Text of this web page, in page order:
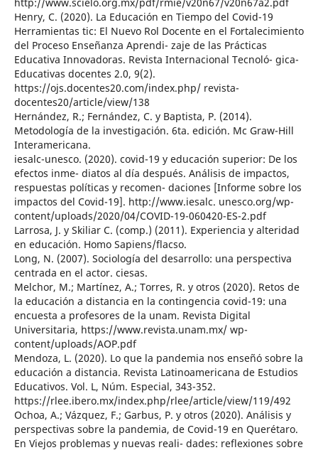
Henry, C. (2020). La Educación en Tiempo del Covid-19
Herramientas tic: El Nuevo Rol Docente en el Fortalecimiento
del Proceso Enseñanza Aprendi- zaje de las Prácticas
Educativa Innovadoras. Revista Internacional Tecnoló- gica-
Educativas docentes 2.0, 9(2).
https://ojs.docentes20.com/index.php/ revista-
docentes20/article/view/138
Hernández, R.; Fernández, C. y Baptista, P. (2014).
Metodología de la investigación. 6ta. edición. Mc Graw-Hill
Interamericana.
iesalc-unesco. (2020). covid-19 y educación superior: De los
efectos inme- diatos al día después. Análisis de impactos,
respuestas políticas y recomen- daciones [Informe sobre los
impactos del Covid-19]. http://www.iesalc. unesco.org/wp-
content/uploads/2020/04/COVID-19-060420-ES-2.pdf
Larrosa, J. y Skiliar C. (comp.) (2011). Experiencia y alteridad
en educación. Homo Sapiens/flacso.
Long, N. (2007). Sociología del desarrollo: una perspectiva
centrada en el actor. ciesas.
Melchor, M.; Martínez, A.; Torres, R. y otros (2020). Retos de
la educación a distancia en la contingencia covid-19: una
encuesta a profesores de la unam. Revista Digital
Universitaria, https://www.revista.unam.mx/ wp-
content/uploads/AOP.pdf
Mendoza, L. (2020). Lo que la pandemia nos enseñó sobre la
educación a distancia. Revista Latinoamericana de Estudios
Educativos. Vol. L, Núm. Especial, 343-352.
https://rlee.ibero.mx/index.php/rlee/article/view/119/492
Ochoa, A.; Vázquez, F.; Garbus, P. y otros (2020). Análisis y
perspectivas sobre la pandemia, de Covid-19 en Querétaro.
En Viejos problemas y nuevas reali- dades: reflexiones sobre